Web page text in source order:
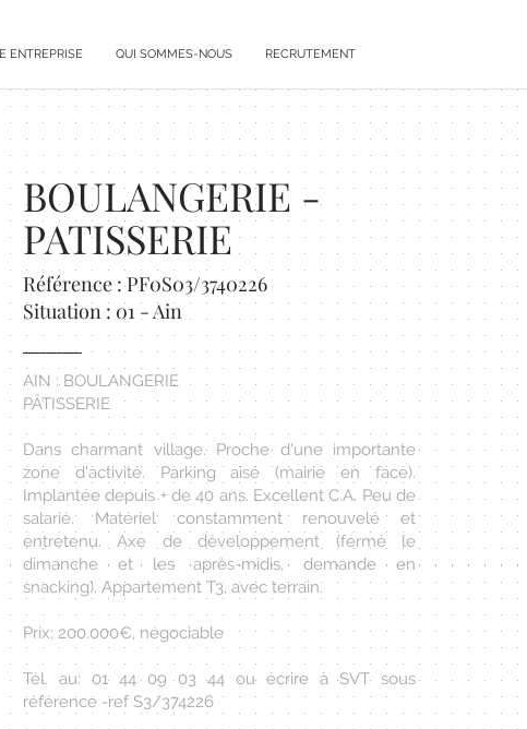
ENTREPRISE QUI SOMMES-NOUS RECRUTEMENT
BOULANGERIE -
PATISSERIE
Référence : PF0S03/3740226
Situation : 01 - Ain
AIN : BOULANGERIE
PÂTISSERIE
Dans charmant village. Proche d'une importante
zone d'activité. Parking aisé (mairie en face).
Implantée depuis + de 40 ans. Excellent C.A. Peu de
salarié. Matériel constamment renouvelé et
entretenu. Axe de développement (fermé le
dimanche et les après-midis, demande en
snacking). Appartement T3, avec terrain.
Prix: 200.000€, négociable
Tél. au: 01 44 09 03 44 ou écrire à SVT sous
référence -ref S3/374226